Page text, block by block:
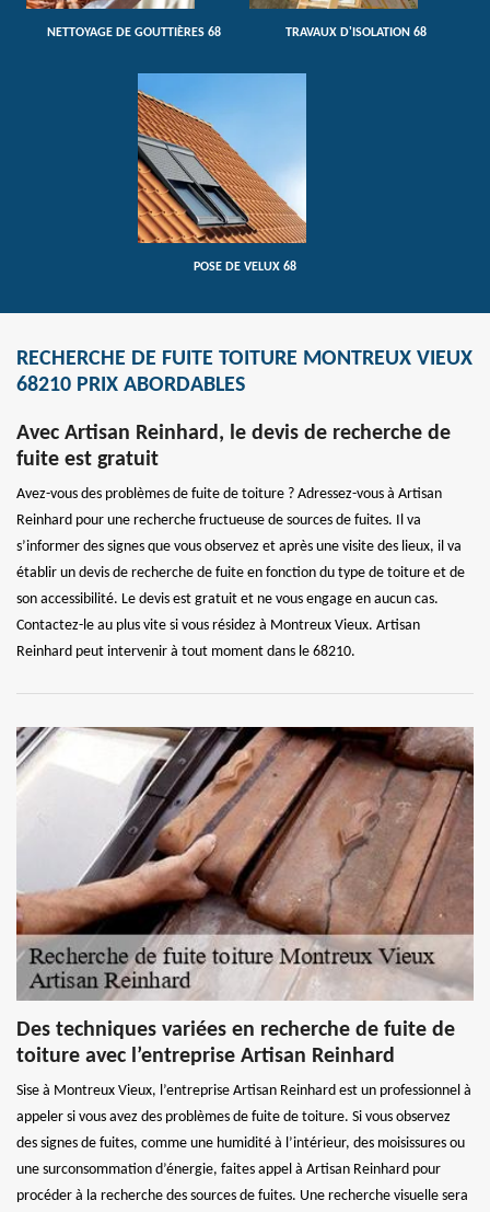
NETTOYAGE DE GOUTTIÈRES 68 TRAVAUX D'ISOLATION 68
POSE DE VELUX 68
RECHERCHE DE FUITE TOITURE MONTREUX VIEUX
68210 PRIX ABORDABLES
Avec Artisan Reinhard, le devis de recherche de
fuite est gratuit
Avez-vous des problèmes de fuite de toiture ? Adressez-vous à Artisan
Reinhard pour une recherche fructueuse de sources de fuites. Il va
s’informer des signes que vous observez et après une visite des lieux, il va
établir un devis de recherche de fuite en fonction du type de toiture et de
son accessibilité. Le devis est gratuit et ne vous engage en aucun cas.
Contactez-le au plus vite si vous résidez à Montreux Vieux. Artisan
Reinhard peut intervenir à tout moment dans le 68210.
Des techniques variées en recherche de fuite de
toiture avec l’entreprise Artisan Reinhard
Sise à Montreux Vieux, l’entreprise Artisan Reinhard est un professionnel à
appeler si vous avez des problèmes de fuite de toiture. Si vous observez
des signes de fuites, comme une humidité à l’intérieur, des moisissures ou
une surconsommation d’énergie, faites appel à Artisan Reinhard pour
procéder à la recherche des sources de fuites. Une recherche visuelle sera